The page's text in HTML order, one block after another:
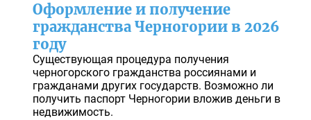
Оформление и получение
гражданства Черногории в 2026
году
Существующая процедура получения
черногорского гражданства россиянами и
гражданами других государств. Возможно ли
получить паспорт Черногории вложив деньги в
недвижимость.